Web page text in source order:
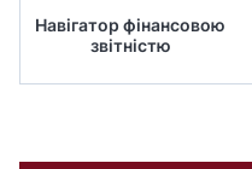
Навігатор фінансовою
звітністю